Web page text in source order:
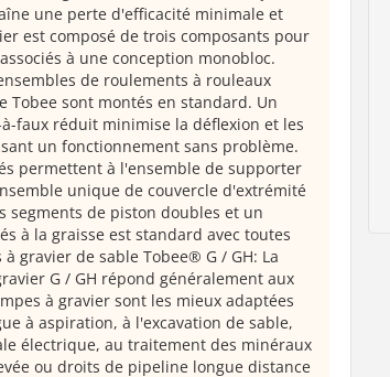
une perte d'efficacité minimale et
est composé de trois composants pour
à une conception monobloc.
de roulements à rouleaux
Tobee sont montés en standard. Un
faux réduit minimise la déflexion et les
un fonctionnement sans problème.
permettent à l'ensemble de supporter
unique de couvercle d'extrémité
segments de piston doubles et un
à la graisse est standard avec toutes
gravier de sable Tobee® G / GH: La
G / GH répond généralement aux
à gravier sont les mieux adaptées
à aspiration, à l'excavation de sable,
électrique, au traitement des minéraux
ou droits de pipeline longue distance